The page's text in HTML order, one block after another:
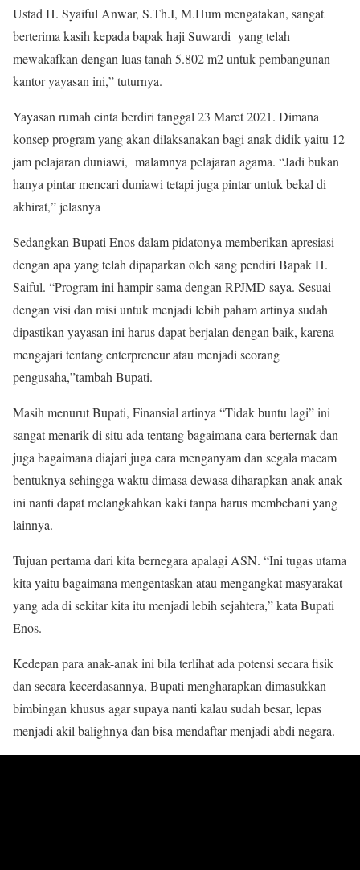
Ustad H. Syaiful Anwar, S.Th.I, M.Hum mengatakan, sangat
berterima kasih kepada bapak haji Suwardi yang telah
mewakafkan dengan luas tanah 5.802 m2 untuk pembangunan
kantor yayasan ini,” tuturnya.
Yayasan rumah cinta berdiri tanggal 23 Maret 2021. Dimana
konsep program yang akan dilaksanakan bagi anak didik yaitu 12
jam pelajaran duniawi, malamnya pelajaran agama. “Jadi bukan
hanya pintar mencari duniawi tetapi juga pintar untuk bekal di
akhirat,” jelasnya
Sedangkan Bupati Enos dalam pidatonya memberikan apresiasi
dengan apa yang telah dipaparkan oleh sang pendiri Bapak H.
Saiful. “Program ini hampir sama dengan RPJMD saya. Sesuai
dengan visi dan misi untuk menjadi lebih paham artinya sudah
dipastikan yayasan ini harus dapat berjalan dengan baik, karena
mengajari tentang enterpreneur atau menjadi seorang
pengusaha,”tambah Bupati.
Masih menurut Bupati, Finansial artinya “Tidak buntu lagi” ini
sangat menarik di situ ada tentang bagaimana cara berternak dan
juga bagaimana diajari juga cara menganyam dan segala macam
bentuknya sehingga waktu dimasa dewasa diharapkan anak-anak
ini nanti dapat melangkahkan kaki tanpa harus membebani yang
lainnya.
Tujuan pertama dari kita bernegara apalagi ASN. “Ini tugas utama
kita yaitu bagaimana mengentaskan atau mengangkat masyarakat
yang ada di sekitar kita itu menjadi lebih sejahtera,” kata Bupati
Enos.
Kedepan para anak-anak ini bila terlihat ada potensi secara fisik
dan secara kecerdasannya, Bupati mengharapkan dimasukkan
bimbingan khusus agar supaya nanti kalau sudah besar, lepas
menjadi akil balighnya dan bisa mendaftar menjadi abdi negara.